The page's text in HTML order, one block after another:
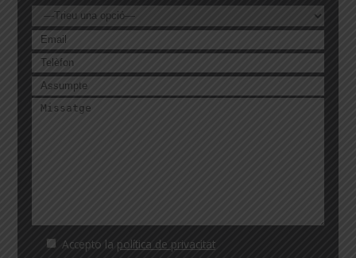
Accepto la política de privacitat